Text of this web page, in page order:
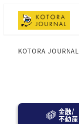
KOTORA JOURNAL
金融/
不動産